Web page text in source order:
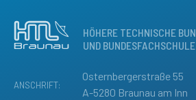
HÖHERE TECHNISCHE
UND BUNDESFACHSCHULE
ANSCHRIFT:
Osternbergerstraße 55
A-5280 Braunau am Inn